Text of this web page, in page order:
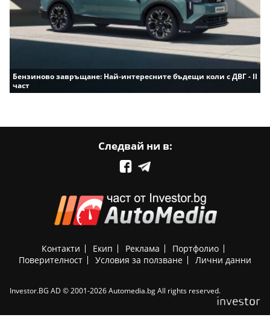
Бензиново завръщане: Най-интересните бъдещи коли с ДВГ - II
част
Следвай ни в:
Контакти Екип Реклама
Портфолио
Поверителност
Условия за ползване Лични данни
Investor.BG AD © 2001-2026 Automedia.bg All rights reserved.